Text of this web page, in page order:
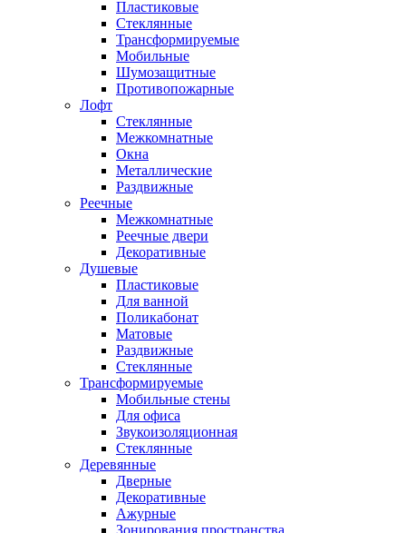
Пластиковые
Стеклянные
Трансформируемые
Мобильные
Шумозащитные
Противопожарные
Лофт
Стеклянные
Межкомнатные
Окна
Металлические
Раздвижные
Реечные
Межкомнатные
Реечные двери
Декоративные
Душевые
Пластиковые
Для ванной
Поликабонат
Матовые
Раздвижные
Стеклянные
Трансформируемые
Мобильные стены
Для офиса
Звукоизоляционная
Стеклянные
Деревянные
Дверные
Декоративные
Ажурные
Зонирования пространства